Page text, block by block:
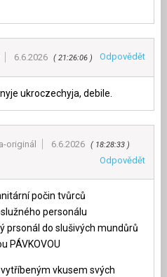
6.6.2026 21:26:06 Odpovědět
ukroczechyja, debile.
originál 6.6.2026 18:28:33
Odpovědět
počin tvůrců
personálu
prsonál do slušivých mundůrů
PÁVKOVOU
vkusem svých